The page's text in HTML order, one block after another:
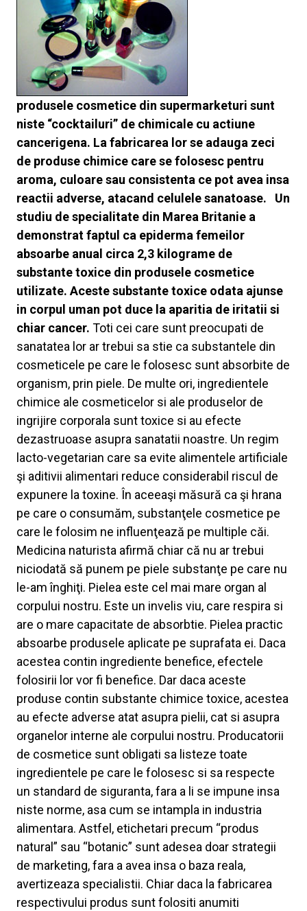
produsele cosmetice din supermarketuri sunt
niste “cocktailuri” de chimicale cu actiune
cancerigena. La fabricarea lor se adauga zeci
de produse chimice care se folosesc pentru
aroma, culoare sau consistenta ce pot avea insa
reactii adverse, atacand celulele sanatoase.
Un
studiu de specialitate din Marea Britanie a
demonstrat faptul ca epiderma femeilor
absoarbe anual circa 2,3 kilograme de
substante toxice din produsele cosmetice
utilizate. Aceste substante toxice odata ajunse
in corpul uman pot duce la aparitia de iritatii si
chiar cancer. Toti cei care sunt preocupati de
sanatatea lor ar trebui sa stie ca substantele din
cosmeticele pe care le folosesc sunt absorbite de
organism, prin piele. De multe ori, ingredientele
chimice ale cosmeticelor si ale produselor de
ingrijire corporala sunt toxice si au efecte
dezastruoase asupra sanatatii noastre. Un regim
lacto-vegetarian care sa evite alimentele artificiale
şi aditivii alimentari reduce considerabil riscul de
expunere la toxine. În aceeaşi măsură ca şi hrana
pe care o consumăm, substanţele cosmetice pe
care le folosim ne influenţează pe multiple căi.
Medicina naturista afirmă chiar că nu ar trebui
niciodată să punem pe piele substanţe pe care nu
le-am înghiţi. Pielea este cel mai mare organ al
corpului nostru. Este un invelis viu, care respira si
are o mare capacitate de absorbtie. Pielea practic
absoarbe produsele aplicate pe suprafata ei. Daca
acestea contin ingrediente benefice, efectele
folosirii lor vor fi benefice. Dar daca aceste
produse contin substante chimice toxice, acestea
au efecte adverse atat asupra pielii, cat si asupra
organelor interne ale corpului nostru. Producatorii
de cosmetice sunt obligati sa listeze toate
ingredientele pe care le folosesc si sa respecte
un standard de siguranta, fara a li se impune insa
niste norme, asa cum se intampla in industria
alimentara. Astfel, etichetari precum “produs
natural” sau “botanic” sunt adesea doar strategii
de marketing, fara a avea insa o baza reala,
avertizeaza specialistii. Chiar daca la fabricarea
respectivului produs sunt folositi anumiti